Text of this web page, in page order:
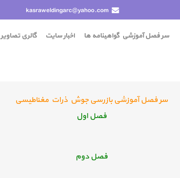
kasraweldingarc@yahoo.com
سر فصل آموزشی گواهينامه ها اخبار سایت گالری تصاویر
سر فصل آموزشی بازرسی جوش ذرات مغناطیسی
فصل اول
فصل دوم